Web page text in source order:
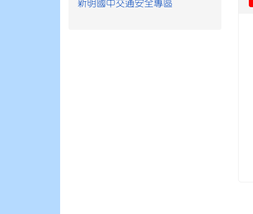
新明國中交通安全專區